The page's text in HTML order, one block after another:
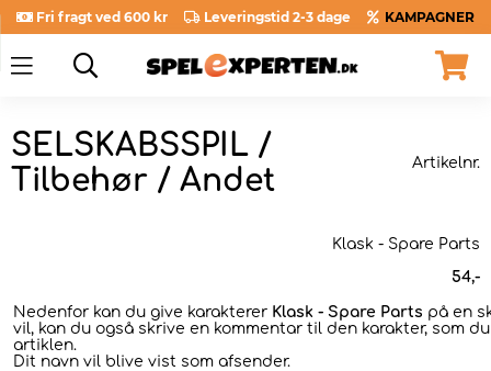
Fri fragt ved 600 kr Leveringstid 2-3 dage KAMPAGNER
SELSKABSSPIL /
Tilbehør / Andet
Artikelnr.
Klask - Spare Parts
54,-
Nedenfor kan du give karakterer Klask - Spare Parts på en
vil, kan du også skrive en kommentar til den karakter, som
artiklen.
Dit navn vil blive vist som afsender.